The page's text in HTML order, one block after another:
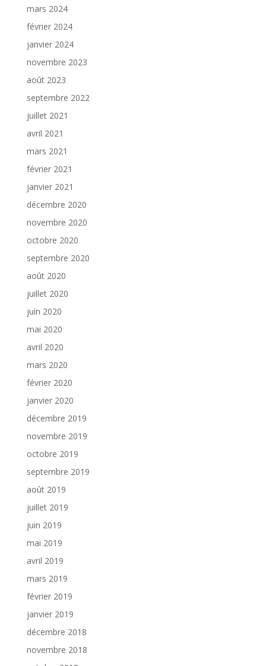
mars 2024
février 2024
janvier 2024
novembre 2023
août 2023
septembre 2022
juillet 2021
avril 2021
mars 2021
février 2021
janvier 2021
décembre 2020
novembre 2020
octobre 2020
septembre 2020
août 2020
juillet 2020
juin 2020
mai 2020
avril 2020
mars 2020
février 2020
janvier 2020
décembre 2019
novembre 2019
octobre 2019
septembre 2019
août 2019
juillet 2019
juin 2019
mai 2019
avril 2019
mars 2019
février 2019
janvier 2019
décembre 2018
novembre 2018